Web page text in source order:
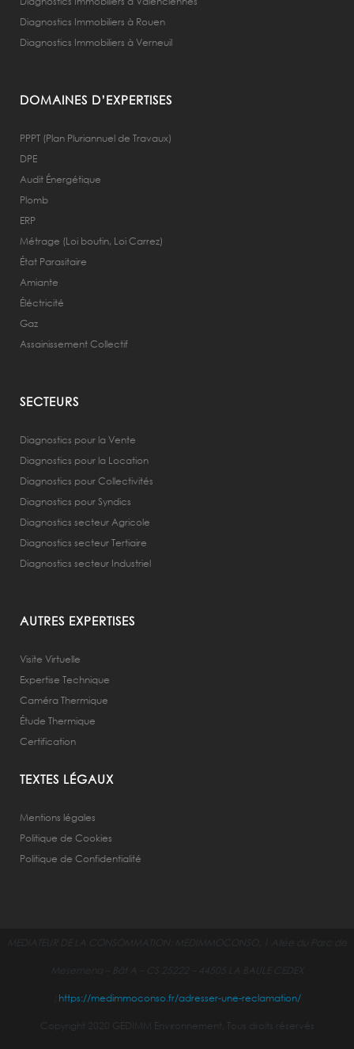
Diagnostics Immobiliers à Rouen
Diagnostics Immobiliers à Verneuil
DOMAINES D’EXPERTISES
PPPT (Plan Pluriannuel de Travaux)
DPE
Audit Énergétique
Plomb
ERP
Métrage (Loi boutin, Loi Carrez)
État Parasitaire
Amiante
Éléctricité
Gaz
Assainissement Collectif
SECTEURS
Diagnostics pour la Vente
Diagnostics pour la Location
Diagnostics pour Collectivités
Diagnostics pour Syndics
Diagnostics secteur Agricole
Diagnostics secteur Tertiaire
Diagnostics secteur Industriel
AUTRES EXPERTISES
Visite Virtuelle
Expertise Technique
Caméra Thermique
Étude Thermique
Certification
TEXTES LÉGAUX
Mentions légales
Politique de Cookies
Politique de Confidentialité
MEDIATEUR DE LA CONSOMMATION: MEDIMMOCONSO, 1 Allée du Parc de
Mesemena – Bât A – CS 25222 – 44505 LA BAULE CEDEX
https://medimmoconso.fr/adresser-une-reclamation/
Copyright 2020 GEDIMM Environnement, Tous droits réservés